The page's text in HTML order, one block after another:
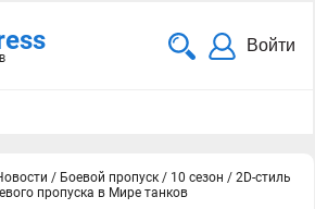
Войти
/ Боевой пропуск / 10 сезон / 2D-стиль
пропуска в Мире танков